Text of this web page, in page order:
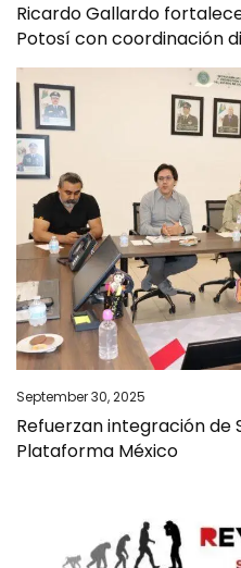
Ricardo Gallardo
Potosí con coordinación
September 30, 2025
Refuerzan integración de
Plataforma México